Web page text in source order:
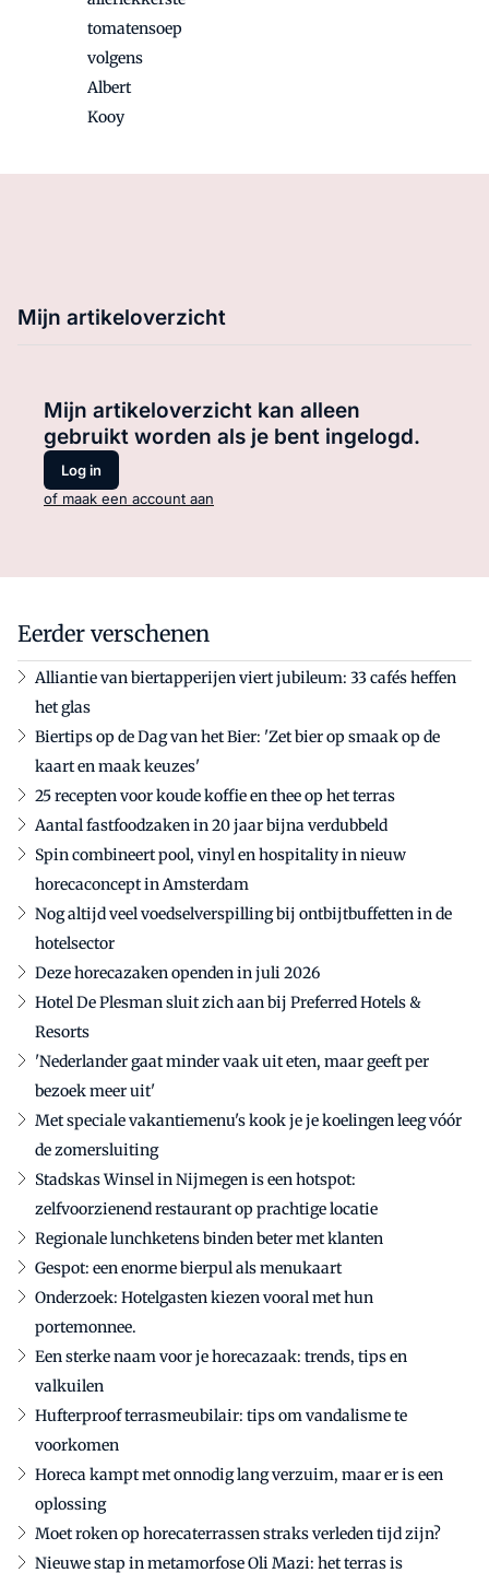
tomatensoep
volgens
Albert
Kooy
Mijn artikeloverzicht
Mijn artikeloverzicht kan alleen
gebruikt worden als je bent ingelogd.
Log in
of maak een account aan
Eerder verschenen
Alliantie van biertapperijen viert jubileum: 33 cafés heffen
het glas
Biertips op de Dag van het Bier: 'Zet bier op smaak op de
kaart en maak keuzes'
25 recepten voor koude koffie en thee op het terras
Aantal fastfoodzaken in 20 jaar bijna verdubbeld
Spin combineert pool, vinyl en hospitality in nieuw
horecaconcept in Amsterdam
Nog altijd veel voedselverspilling bij ontbijtbuffetten in de
hotelsector
Deze horecazaken openden in juli 2026
Hotel De Plesman sluit zich aan bij Preferred Hotels &
Resorts
'Nederlander gaat minder vaak uit eten, maar geeft per
bezoek meer uit'
Met speciale vakantiemenu's kook je je koelingen leeg vóór
de zomersluiting
Stadskas Winsel in Nijmegen is een hotspot:
zelfvoorzienend restaurant op prachtige locatie
Regionale lunchketens binden beter met klanten
Gespot: een enorme bierpul als menukaart
Onderzoek: Hotelgasten kiezen vooral met hun
portemonnee.
Een sterke naam voor je horecazaak: trends, tips en
valkuilen
Hufterproof terrasmeubilair: tips om vandalisme te
voorkomen
Horeca kampt met onnodig lang verzuim, maar er is een
oplossing
Moet roken op horecaterrassen straks verleden tijd zijn?
Nieuwe stap in metamorfose Oli Mazi: het terras is